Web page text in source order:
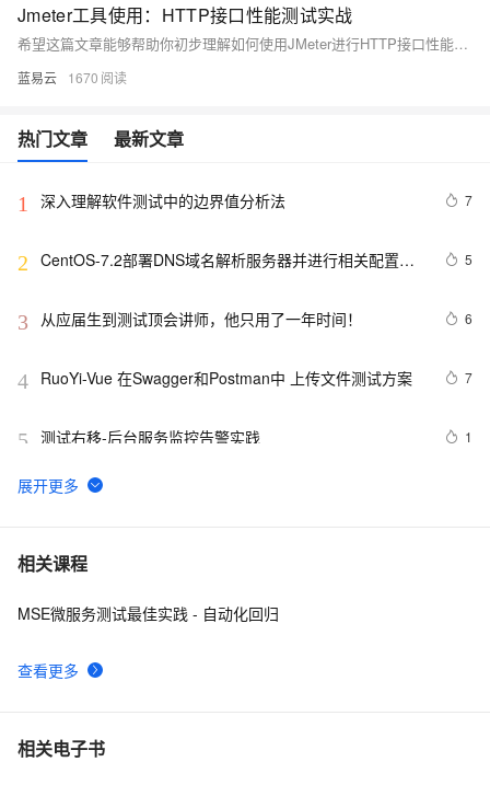
Jmeter工具使用：HTTP接口性能测试实战
希望这篇文章能够帮助你初步理解如何使用JMeter进行HTTP接口性能测试，有兴趣的话，你可以研究更多关于JMeter的内容。记住，只有理解并掌握了这些工具，你才能充分利用它们发挥其应有的价值。+
蓝易云 1670
热门文章 最新文章
1 深入理解软件测试中的边界值分析法 7
2 CentOS-7.2部署DNS域名解析服务器并进行相关配置测
5
3 从应届生到测试顶会讲师，他只用了一年时间！ 6
4 RuoYi-Vue 在Swagger和Postman中 上传文件测试方案 7
5 测试右移-后台服务监控告警实践 1
6 征文分享｜OceanBase 3.1.2 数据库性能测试探索
7 Junit测试框架
8 本地开发和测试环境为什么一定建议用127.0.0.1或者
9 【实测】django测试平台的各种权限管理设计解决方案！
10
相关课程
查看更多
MSE微服务测试最佳实践 - 自动化回归
相关电子书